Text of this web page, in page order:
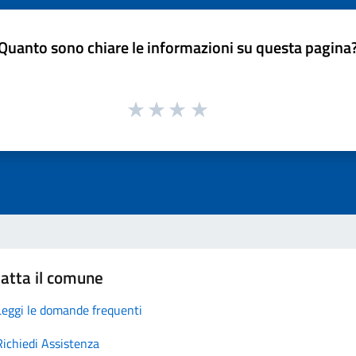
sono chiare le informazioni su questa
il comune
le domande frequenti
Assistenza